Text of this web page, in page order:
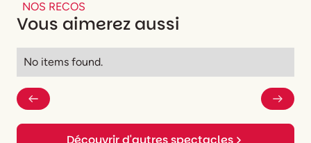
Perrier
MusiqueMaimo Vidal
NOS RECOS
Vous aimerez aussi
No items found.